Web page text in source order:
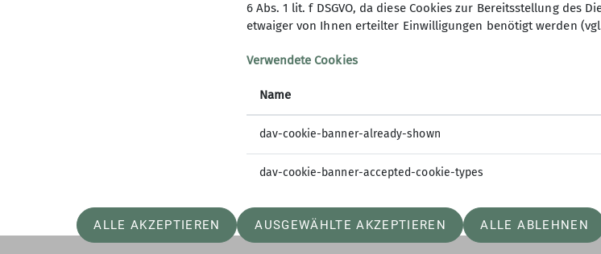
Inklusion
Wer wir sind
Partner*innen
Partner*in werden
6 Abs. 1 lit. f DSGVO, da diese Cookies zur Bereitsstellung des
etwaiger von Ihnen erteilter Einwilligungen benötigt werden
Verwendete Cookies
Name
dav-cookie-banner-already-shown
dav-cookie-banner-accepted-cookie-types
ALLE AKZEPTIEREN AUSGEWÄHLTE AKZEPTIEREN ALLE ABLEHNEN